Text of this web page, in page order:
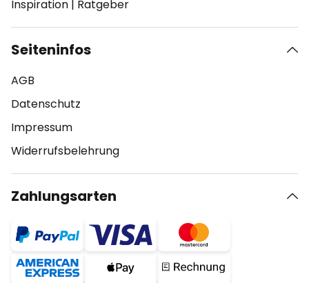
Inspiration | Ratgeber
Seiteninfos
AGB
Datenschutz
Impressum
Widerrufsbelehrung
Zahlungsarten